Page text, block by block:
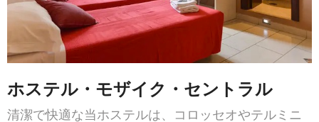
ホステル・モザイク・セントラル
清潔で快適な当ホステルは、コロッセオやテルミニ